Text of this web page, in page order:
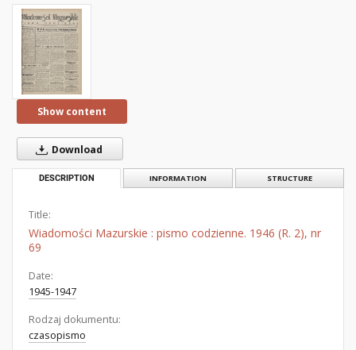
Show content
Download
DESCRIPTION INFORMATION STRUCTURE
Title:
Wiadomości Mazurskie : pismo codzienne. 1946 (R. 2), nr
69
Date:
1945-1947
Rodzaj dokumentu:
czasopismo